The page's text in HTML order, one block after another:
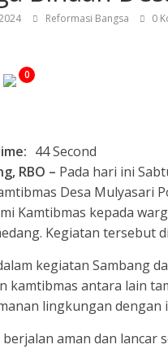
Reformasi Bangsa 0
0
44 Second
RBO – Pada hari ini
Desa Mulyasari
Kamtibmas kepada
Kegiatan tersebut
kegiatan Sambang
kamtibmas antara lain
lingkungan
berjalan aman dan